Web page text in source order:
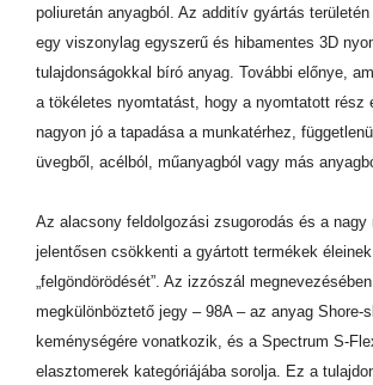
poliuretán anyagból. Az additív gyártás
egy viszonylag egyszerű és hibamentes 3D
tulajdonságokkal bíró anyag. További előnye,
a tökéletes nyomtatást, hogy a nyomtatott rész
nagyon jó a tapadása a munkatérhez,
üvegből, acélból, műanyagból vagy más
Az alacsony feldolgozási zsugorodás és a nagy
jelentősen csökkenti a gyártott termékek
„felgöndörödését”. Az izzószál
megkülönböztető jegy – 98A – az anyag Shore-
keménységére vonatkozik, és a Spectrum S-
elasztomerek kategóriájába sorolja. Ez a